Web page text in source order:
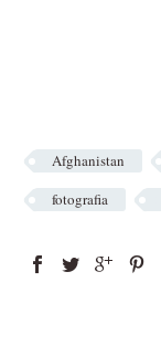
Afghanistan
fotografia